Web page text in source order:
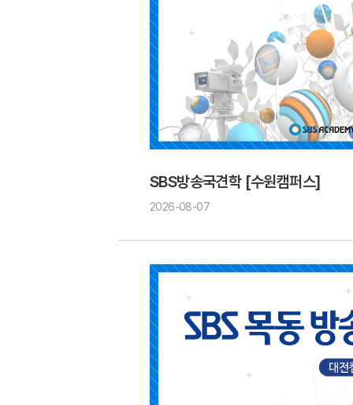
SBS방송국견학 [수원캠퍼스]
2026-08-07